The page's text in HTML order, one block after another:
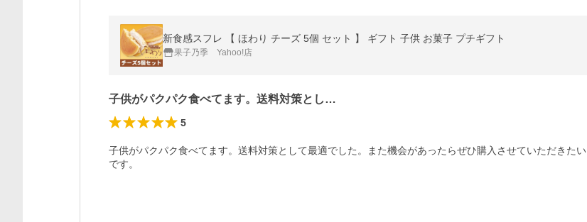
新食感スフレ 【 ほわり チーズ 5個 セット 】 ギフト 子供 お菓子 プチギフト
果子乃季 Yahoo!店
子供がパクパク食べてます。送料対策とし…
5
子供がパクパク食べてます。送料対策として最適でした。また機会があったらぜひ購入させていただきたい
です。